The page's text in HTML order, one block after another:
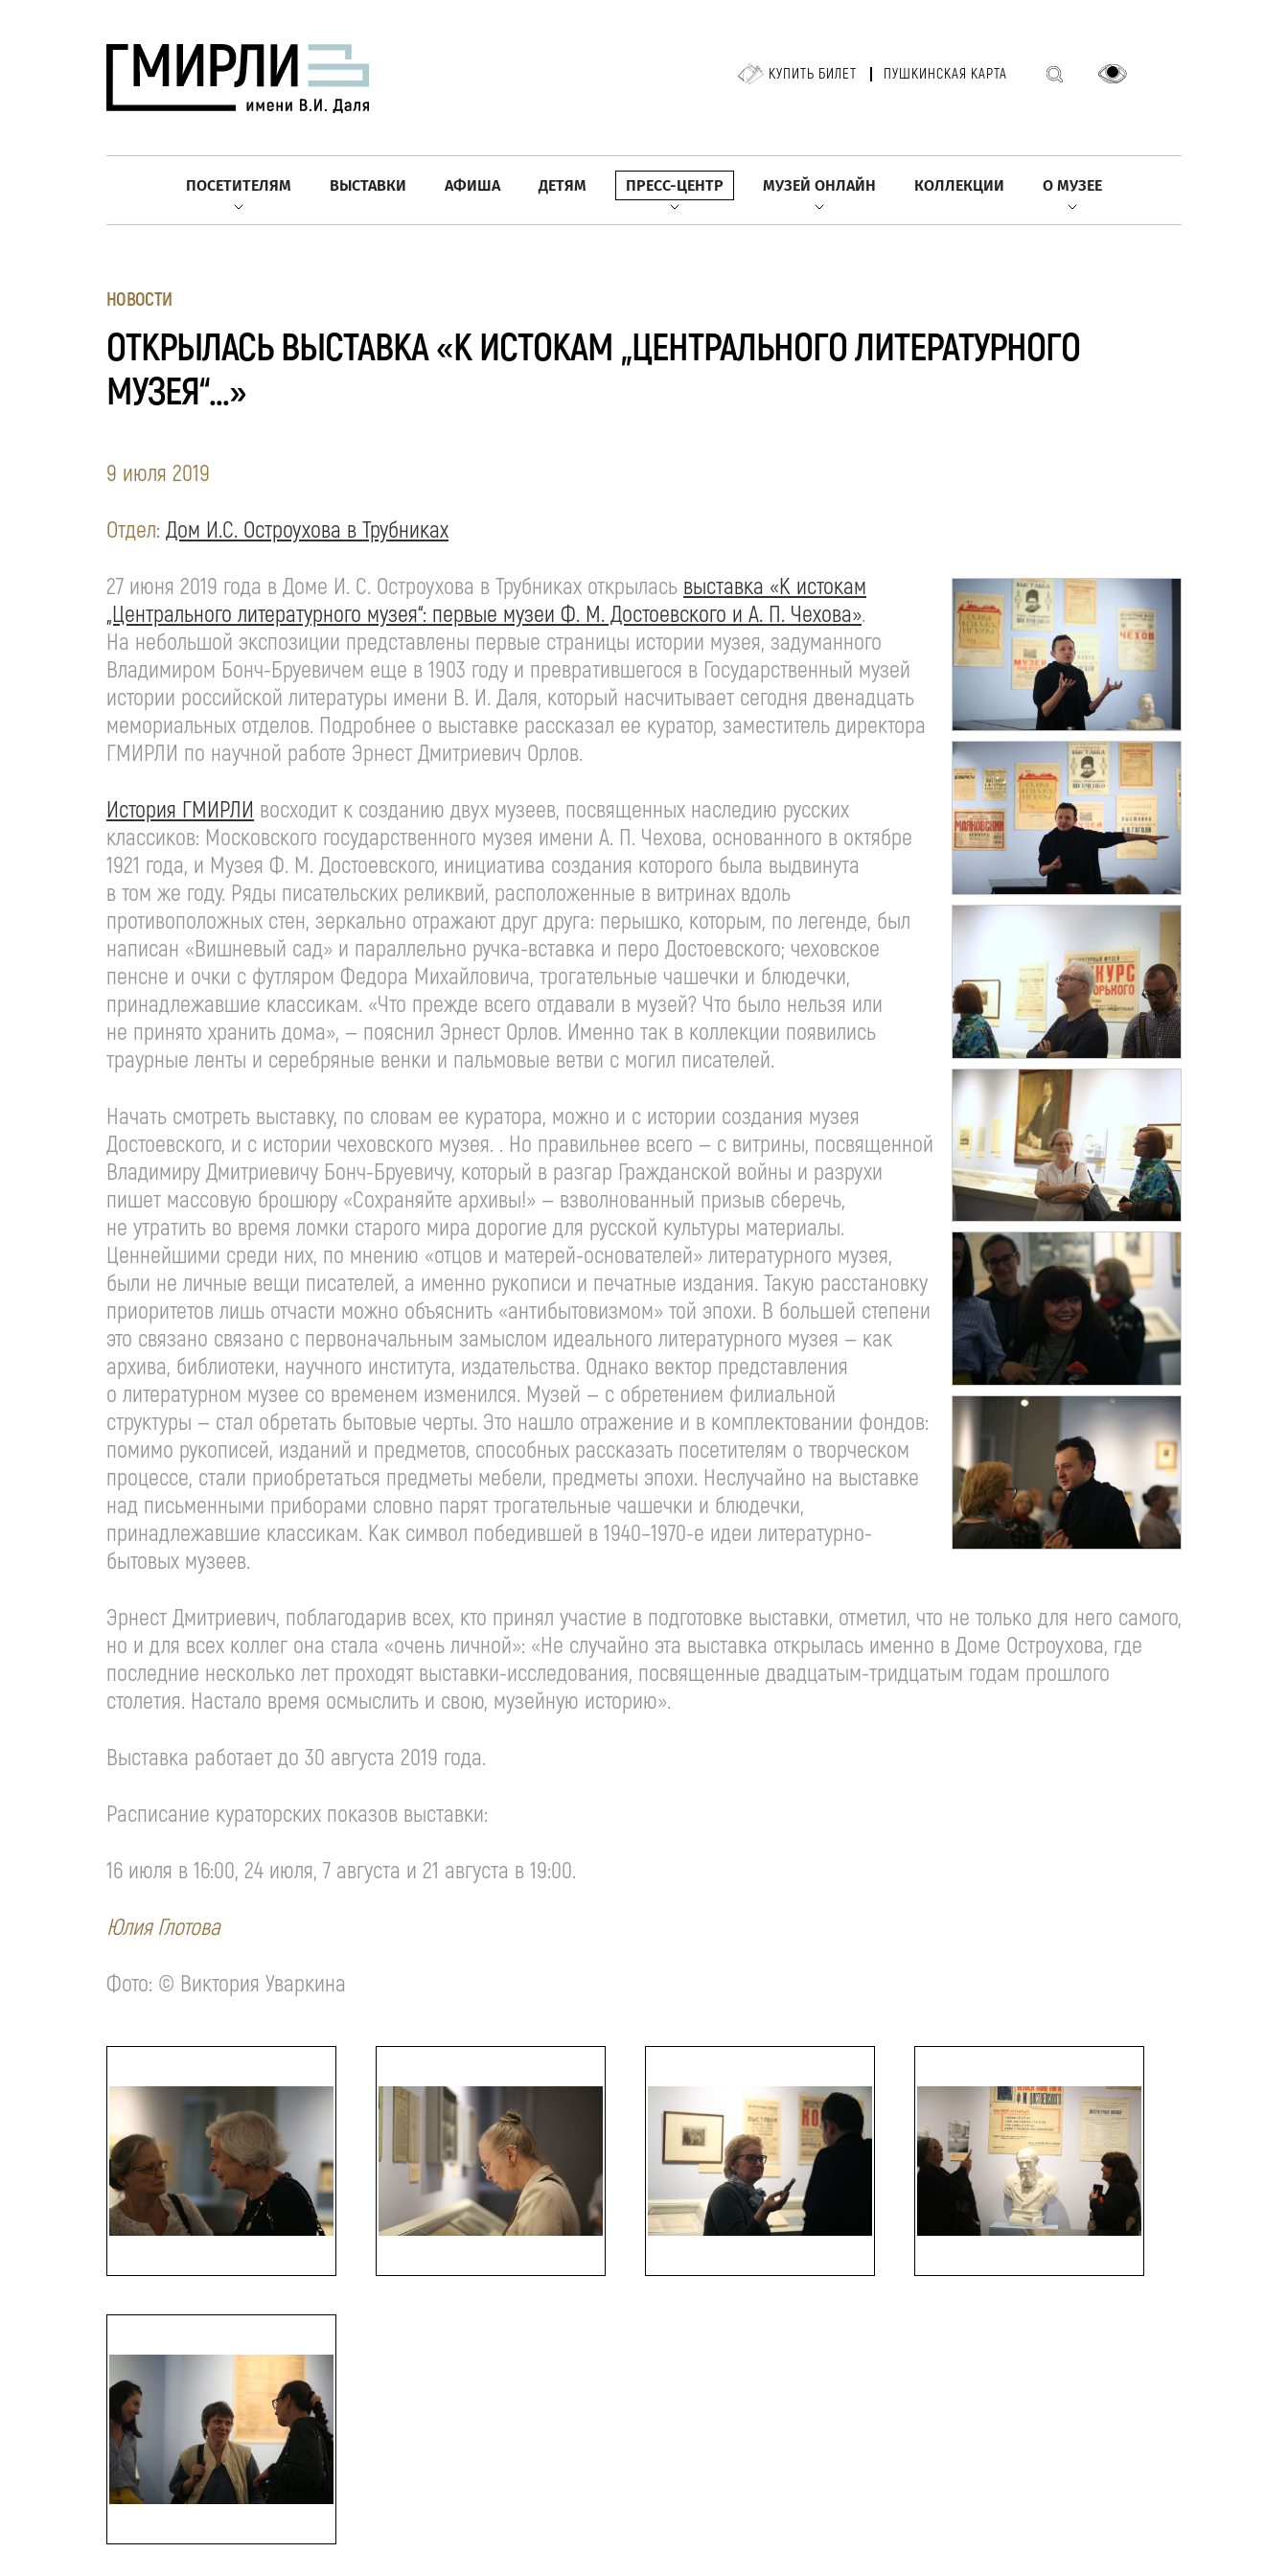
КУПИТЬ БИЛЕТ ПУШКИНСКАЯ КАРТА
ПОСЕТИТЕЛЯМ ВЫСТАВКИ АФИША ДЕТЯМ ПРЕСС-ЦЕНТР МУЗЕЙ ОНЛАЙН КОЛЛЕКЦИИ О МУЗЕЕ
НОВОСТИ
ОТКРЫЛАСЬ ВЫСТАВКА «К ИСТОКАМ „ЦЕНТРАЛЬНОГО ЛИТЕРАТУРНОГО
МУЗЕЯ“…»
9 июля 2019
Отдел: Дом И.С. Остроухова в Трубниках
27 июня 2019 года в Доме И. С. Остроухова в Трубниках открылась выставка «К истокам
„Центрального литературного музея“: первые музеи Ф. М. Достоевского и А. П. Чехова».
На небольшой экспозиции представлены первые страницы истории музея, задуманного
Владимиром Бонч-Бруевичем еще в 1903 году и превратившегося в Государственный музей
истории российской литературы имени В. И. Даля, который насчитывает сегодня двенадцать
мемориальных отделов. Подробнее о выставке рассказал ее куратор, заместитель директора
ГМИРЛИ по научной работе Эрнест Дмитриевич Орлов.
История ГМИРЛИ восходит к созданию двух музеев, посвященных наследию русских
классиков: Московского государственного музея имени А. П. Чехова, основанного в октябре
1921 года, и Музея Ф. М. Достоевского, инициатива создания которого была выдвинута
в том же году. Ряды писательских реликвий, расположенные в витринах вдоль
противоположных стен, зеркально отражают друг друга: перышко, которым, по легенде, был
написан «Вишневый сад» и параллельно ручка-вставка и перо Достоевского; чеховское
пенсне и очки с футляром Федора Михайловича, трогательные чашечки и блюдечки,
принадлежавшие классикам. «Что прежде всего отдавали в музей? Что было нельзя или
не принято хранить дома», — пояснил Эрнест Орлов. Именно так в коллекции появились
траурные ленты и серебряные венки и пальмовые ветви с могил писателей.
Начать смотреть выставку, по словам ее куратора, можно и с истории создания музея
Достоевского, и с истории чеховского музея. . Но правильнее всего — с витрины, посвященной
Владимиру Дмитриевичу Бонч-Бруевичу, который в разгар Гражданской войны и разрухи
пишет массовую брошюру «Сохраняйте архивы!» — взволнованный призыв сберечь,
не утратить во время ломки старого мира дорогие для русской культуры материалы.
Ценнейшими среди них, по мнению «отцов и матерей-основателей» литературного музея,
были не личные вещи писателей, а именно рукописи и печатные издания. Такую расстановку
приоритетов лишь отчасти можно объяснить «антибытовизмом» той эпохи. В большей степени
это связано связано с первоначальным замыслом идеального литературного музея — как
архива, библиотеки, научного института, издательства. Однако вектор представления
о литературном музее со временем изменился. Музей — с обретением филиальной
структуры — стал обретать бытовые черты. Это нашло отражение и в комплектовании фондов:
помимо рукописей, изданий и предметов, способных рассказать посетителям о творческом
процессе, стали приобретаться предметы мебели, предметы эпохи. Неслучайно на выставке
над письменными приборами словно парят трогательные чашечки и блюдечки,
принадлежавшие классикам. Как символ победившей в 1940–1970-е идеи литературно-
бытовых музеев.
Эрнест Дмитриевич, поблагодарив всех, кто принял участие в подготовке выставки, отметил, что не только для него самого,
но и для всех коллег она стала «очень личной»: «Не случайно эта выставка открылась именно в Доме Остроухова, где
последние несколько лет проходят выставки-исследования, посвященные двадцатым-тридцатым годам прошлого
столетия. Настало время осмыслить и свою, музейную историю».
Выставка работает до 30 августа 2019 года.
Расписание кураторских показов выставки:
16 июля в 16:00, 24 июля, 7 августа и 21 августа в 19:00.
Юлия Глотова
Фото: © Виктория Уваркина